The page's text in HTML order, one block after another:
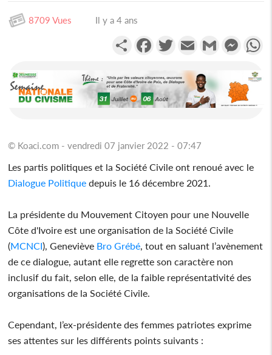
8709 Vues Il y a 4 ans
PartagerFacebookTwitterEmail Gmail
© Koaci.com - vendredi 07 janvier 2022 - 07:47
Les partis politiques et la Société Civile ont renoué avec le
Dialogue Politique depuis le 16 décembre 2021.
La présidente du Mouvement Citoyen pour une Nouvelle
Côte d'Ivoire est une organisation de la Société Civile
(MCNCI), Geneviève Bro Grébé, tout en saluant l’avènement
de ce dialogue, autant elle regrette son caractère non
inclusif du fait, selon elle, de la faible représentativité des
organisations de la Société Civile.
Cependant, l’ex-présidente des femmes patriotes exprime
ses attentes sur les différents points suivants :